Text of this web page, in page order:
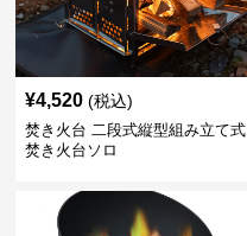
¥4,520 (税込)
焚き火台 二段式縦型組み立て式
焚き火台ソロ